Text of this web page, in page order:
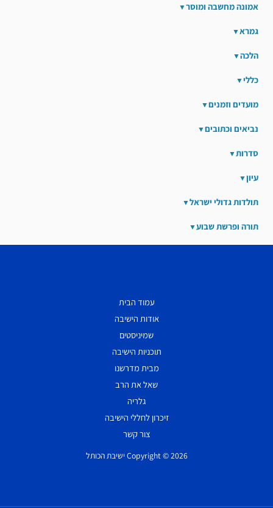
אמונה מחשבה ומוסר
גמרא
הלכה
כללי
מועדים וזמנים
נביאים וכתובים
סדרות
עיון
תולדות גדולי ישראל
תורה ופרשת שבוע
עמוד הבית
אודות הישיבה
שמיניסטים
תוכניות הישיבה
מבית מדרשנו
שאל את הרב
גלריה
זיכרון לחללי הישיבה
צור קשר
Copyright © 2026 ישיבת הכותל